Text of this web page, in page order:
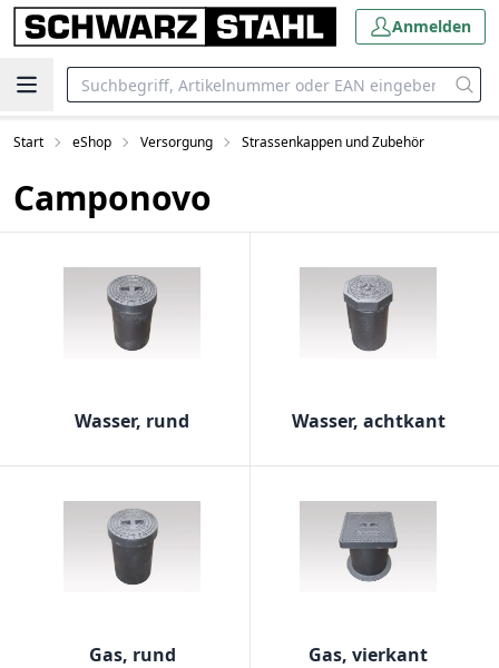
Anmelden
Start eShop Versorgung Strassenkappen und Zubehör
Camponovo
Wasser, rund Wasser, achtkant
Gas, rund Gas, vierkant